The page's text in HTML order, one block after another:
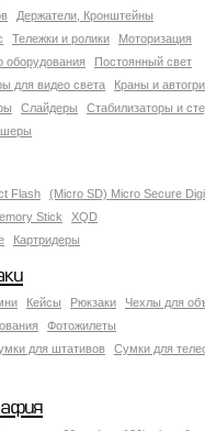
Держатели, Кронштейны
Тележки и ролики
Моторизация
оборудования
Постоянный свет
для видео света
Краны и
Слайдеры
Стабилизаторы и
Flash
(Micro SD) Micro Secure
Stick
XQD
Картридеры
Кейсы Рюкзаки
Чехлы для
Фотожилеты
для штативов
Сумки для